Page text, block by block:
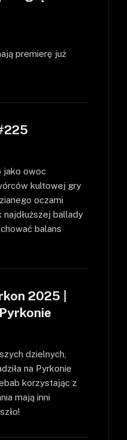
premierę już
jako owoc
kultowej gry
oczami
ballady
balans
2025 |
dzielnych,
na Pyrkonie
korzystając z
mają inni